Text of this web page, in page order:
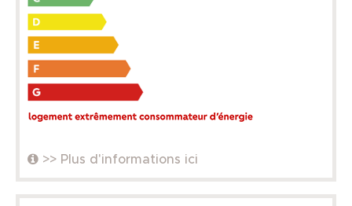
>> Plus d'informations ici